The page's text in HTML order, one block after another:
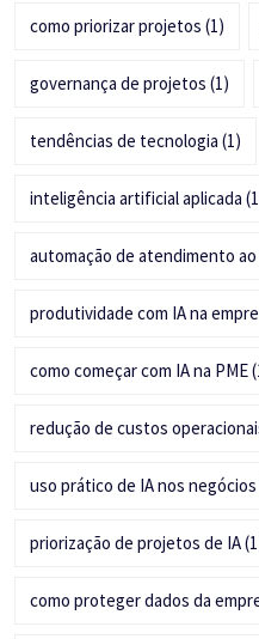
como priorizar projetos (1)
governança de projetos (1)
tendências de tecnologia (1)
inteligência artificial aplicada
automação de atendimento
produtividade com IA na
como começar com IA na PME
redução de custos
uso prático de IA nos negócios
priorização de projetos de IA
como proteger dados da